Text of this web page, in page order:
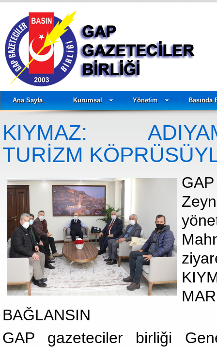
Ana Sayfa Kurumsal Yönetim Basında
KIYMAZ:
TURİZM
BAĞLANSIN
GAP gazeteciler birliği